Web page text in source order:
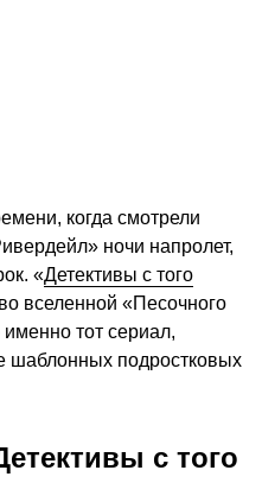
когда смотрели
ночи напролет,
«Детективы с того
вселенной «Песочного
тот сериал,
шаблонных подростковых
с того